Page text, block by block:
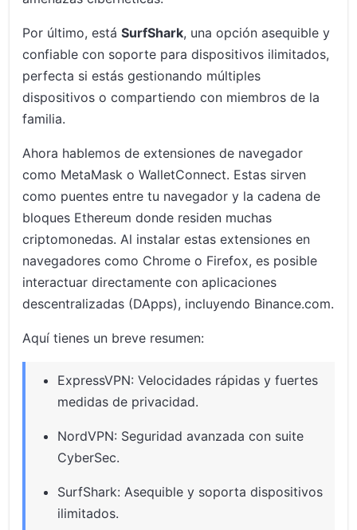
Por último, estáSurfShark, una opción asequible y
confiable con soporte para dispositivos ilimitados,
perfecta si estás gestionando múltiples
dispositivos o compartiendo con miembros de la
familia.
Ahora hablemos de extensiones de navegador
como MetaMask o WalletConnect. Estas sirven
como puentes entre tu navegador y la cadena de
bloques Ethereum donde residen muchas
criptomonedas. Al instalar estas extensiones en
navegadores como Chrome o Firefox, es posible
interactuar directamente con aplicaciones
descentralizadas (DApps), incluyendo Binance.com.
Aquí tienes un breve resumen:
ExpressVPN: Velocidades rápidas y fuertes
medidas de privacidad.
NordVPN: Seguridad avanzada con suite
CyberSec.
SurfShark: Asequible y soporta dispositivos
ilimitados.